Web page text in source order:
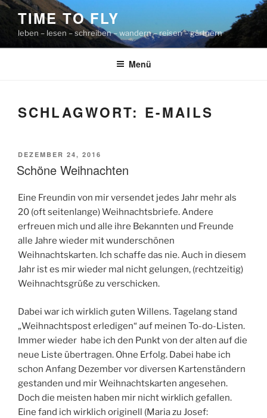
Zum
springen
TIME TO FLY
leben – lesen – schreiben – wandern – reisen – gärtnern
Menü
SCHLAGWORT: E-MAILS
VERÖFFENTLICHT
AM
DEZEMBER 24, 2016
Schöne Weihnachten
Eine Freundin von mir versendet jedes Jahr mehr als
20 (oft seitenlange) Weihnachtsbriefe. Andere
erfreuen mich und alle ihre Bekannten und Freunde
alle Jahre wieder mit wunderschönen
Weihnachtskarten. Ich schaffe das nie. Auch in diesem
Jahr ist es mir wieder mal nicht gelungen, (rechtzeitig)
Weihnachtsgrüße zu verschicken.
Dabei war ich wirklich guten Willens. Tagelang stand
„Weihnachtspost erledigen“ auf meinen To-do-Listen.
Immer wieder habe ich den Punkt von der alten auf die
neue Liste übertragen. Ohne Erfolg. Dabei habe ich
schon Anfang Dezember vor diversen Kartenständern
gestanden und mir Weihnachtskarten angesehen.
Doch die meisten haben mir nicht wirklich gefallen.
Eine fand ich wirklich originell (Maria zu Josef: